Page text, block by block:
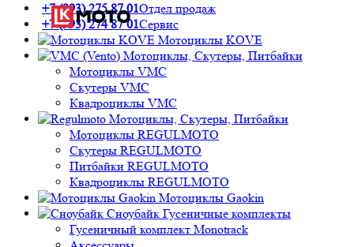
+7 (993) 275 87 01Отдел продаж
+7 (993) 274 87 01Сервис
Мотоциклы KOVE
Мотоциклы, Скутеры, Питбайки
Мотоциклы VMC
Скутеры VMC
Квадроциклы VMC
Мотоциклы, Скутеры, Питбайки
Мотоциклы REGULMOTO
Скутеры REGULMOTO
Питбайки REGULMOTO
Квадроциклы REGULMOTO
Мотоциклы Gaokin
Сноубайк Гусеничные комплекты
Гусеничный комплект Monotrack